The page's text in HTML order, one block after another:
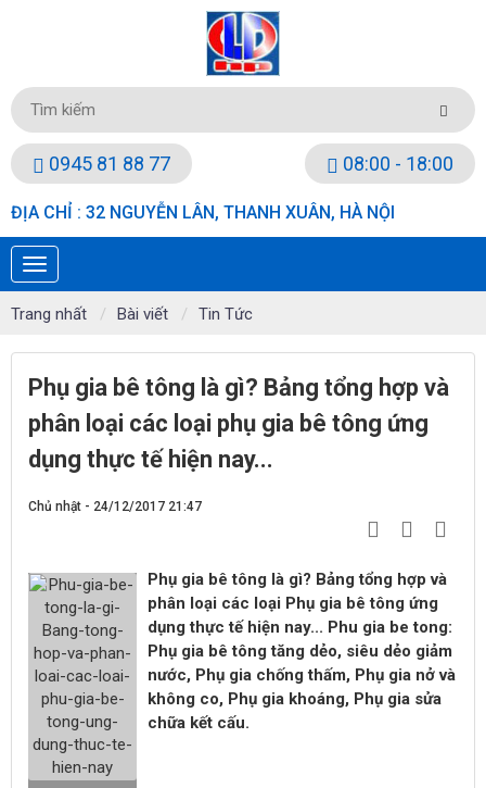
0945 81 88 77 08:00 - 18:00
ĐỊA CHỈ : 32 NGUYỄN LÂN, THANH XUÂN, HÀ NỘI
Trang nhất Bài viết Tin Tức
Phụ gia bê tông là gì? Bảng tổng hợp và
phân loại các loại phụ gia bê tông ứng
dụng thực tế hiện nay...
Chủ nhật - 24/12/2017 21:47
Phụ gia bê tông là gì? Bảng tổng hợp và
phân loại các loại Phụ gia bê tông ứng
dụng thực tế hiện nay... Phu gia be tong:
Phụ gia bê tông tăng dẻo, siêu dẻo giảm
nước, Phụ gia chống thấm, Phụ gia nở và
không co, Phụ gia khoáng, Phụ gia sửa
chữa kết cấu.